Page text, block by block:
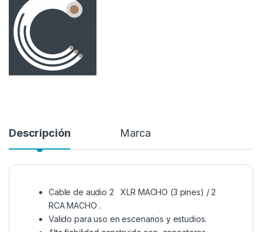
Descripción Marca
Cable de audio 2 XLR MACHO (3 pines) / 2
RCA MACHO .
Valido para uso en escenarios y estudios.